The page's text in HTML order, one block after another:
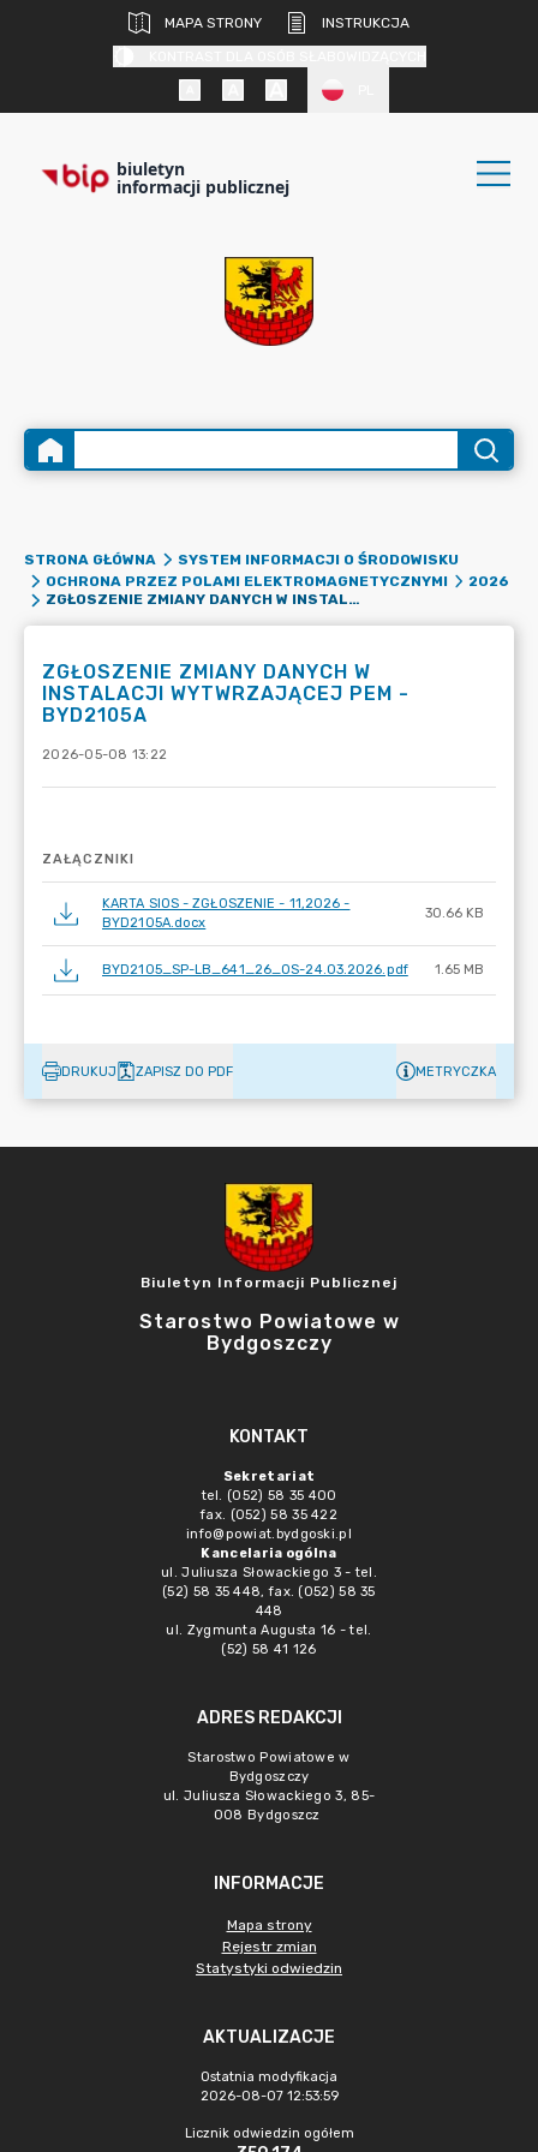
MAPA STRONY
INSTRUKCJA
biuletyn
informacji publicznej
STRONA GŁÓWNA
SYSTEM INFORMACJI O ŚRODOWISKU
OCHRONA PRZEZ POLAMI ELEKTROMAGNETYCZNYMI
2026
ZGŁOSZENIE ZMIANY DANYCH W INSTALACJI WYTWRZAJĄCEJ PEM - BYD2105A
ZGŁOSZENIE ZMIANY DANYCH W
INSTALACJI WYTWRZAJĄCEJ PEM -
BYD2105A
2026-05-08 13:22
ZAŁĄCZNIKI
KARTA SIOS - ZGŁOSZENIE - 11,2026 -
BYD2105A.docx
30.66 KB
BYD2105_SP-LB_641_26_OS-24.03.2026.pdf 1.65 MB
DRUKUJ ZAPISZ DO PDF METRYCZKA
Biuletyn Informacji Publicznej
Starostwo Powiatowe w
Bydgoszczy
KONTAKT
Sekretariat
tel. (052) 58 35 400
fax. (052) 58 35 422
info@powiat.bydgoski.pl
Kancelaria ogólna
ul. Juliusza Słowackiego 3 - tel.
(52) 58 35 448, fax. (052) 58 35
448
ul. Zygmunta Augusta 16 - tel.
(52) 58 41 126
ADRES REDAKCJI
Starostwo Powiatowe w
Bydgoszczy
ul. Juliusza Słowackiego 3, 85-
008 Bydgoszcz
INFORMACJE
Mapa strony
Rejestr zmian
Statystyki odwiedzin
AKTUALIZACJE
Ostatnia modyfikacja
2026-08-07 12:53:59
Licznik odwiedzin ogółem